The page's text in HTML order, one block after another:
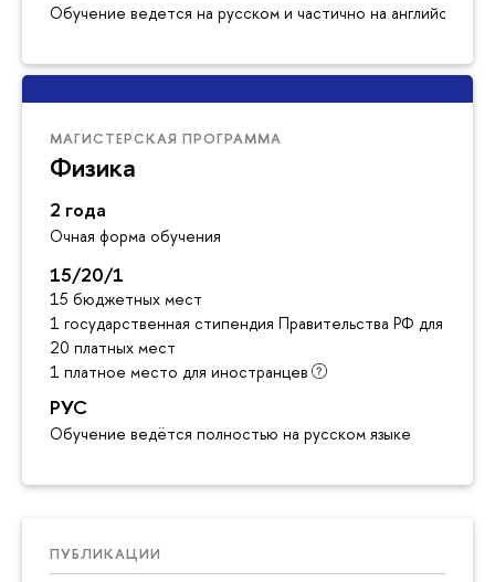
Обучение ведется на русском и частично на английском
МАГИСТЕРСКАЯ ПРОГРАММА
Физика
2 года
Очная форма обучения
15/20/1
15 бюджетных мест
1 государственная стипендия Правительства РФ для
20 платных мест
1 платное место для иностранцев
РУС
Обучение ведётся полностью на русском языке
ПУБЛИКАЦИИ